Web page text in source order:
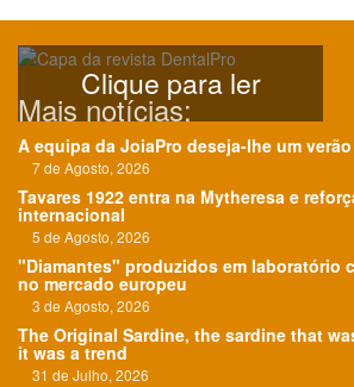
Clique para ler
Mais notícias:
A equipa da JoiaPro deseja-lhe um
7 de Agosto, 2026
Tavares 1922 entra na Mytheresa e
internacional
5 de Agosto, 2026
"Diamantes" produzidos em laboratório
no mercado europeu
3 de Agosto, 2026
The Original Sardine, the sardine that
it was a trend
31 de Julho, 2026